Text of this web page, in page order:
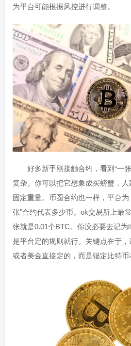
为平台可能根据风控进行调整。
好多新手刚接触合约，看到“一
复杂。你可以把它想象成买螃蟹，人
固定重量。币圈合约也一样，平台
张”合约代表多少币。ok交易所上最
张就是0.01个BTC。你没必要去记为
是平台定的规则就行。关键点在于
或者美金直接定的，而是锚定比特币